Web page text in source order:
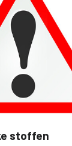
stoffen